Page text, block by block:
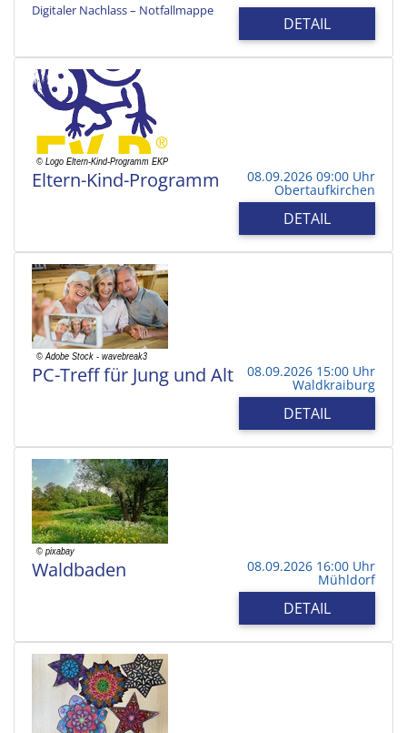
Digitaler Nachlass – Notfallmappe
DETAIL
Eltern-Kind-Programm 08.09.2026 09:00 Uhr
Obertaufkirchen
DETAIL
PC-Treff für Jung und Alt 08.09.2026 15:00 Uhr
Waldkraiburg
DETAIL
Waldbaden 08.09.2026 16:00 Uhr
Mühldorf
DETAIL